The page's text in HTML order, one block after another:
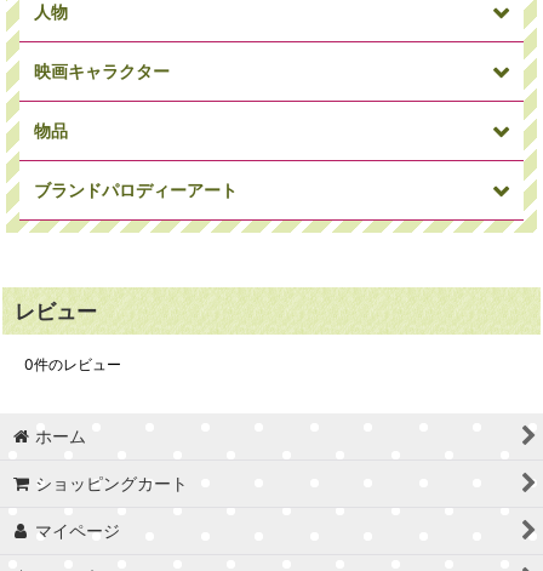
カウズ セサミストリート トイストーリー
インサイドヘッド
人物
映画キャラクター
スパイダーマン ハルク
物品
車/バイク 時計 Supreme
ブランドパロディーアート
Craig Garcia
レビュー
0件のレビュー
ホーム
ショッピングカート
マイページ